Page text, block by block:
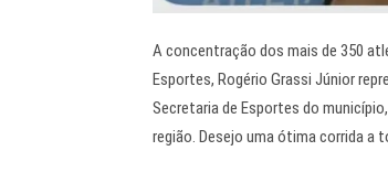
A concentração dos mais de 350
Esportes, Rogério Grassi Júnior
Secretaria de Esportes do
região. Desejo uma ótima corrida a